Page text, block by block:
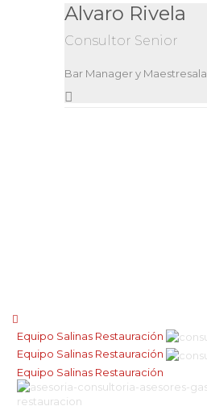
Alvaro Rivela
Consultor Senior
Bar Manager y Maestresala
Equipo Salinas Restauración
Equipo Salinas Restauración
Equipo Salinas Restauración